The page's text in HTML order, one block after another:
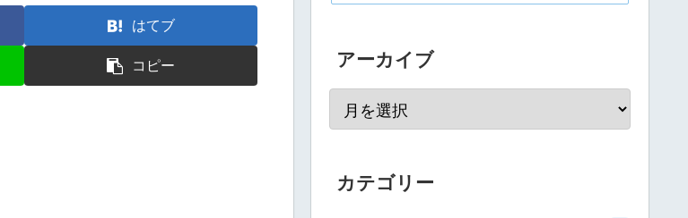
はてブ
コピー アーカイブ
カテゴリー